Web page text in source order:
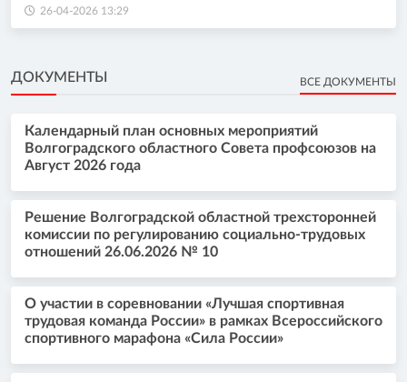
26-04-2026 13:29
ДОКУМЕНТЫ ВСЕ ДОКУМЕНТЫ
Календарный план основных мероприятий
Волгоградского областного Совета профсоюзов на
Август 2026 года
Решение Волгоградской областной трехсторонней
комиссии по регулированию социально-трудовых
отношений 26.06.2026 № 10
О участии в соревновании «Лучшая спортивная
трудовая команда России» в рамках Всероссийского
спортивного марафона «Сила России»